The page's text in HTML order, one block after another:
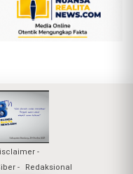
Redaksional